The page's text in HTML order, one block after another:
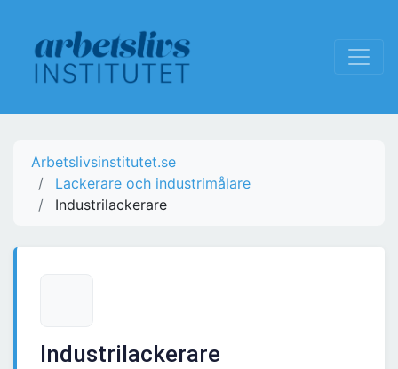
Arbetslivsinstitutet.se
Lackerare och industrimålare
Industrilackerare
Industrilackerare